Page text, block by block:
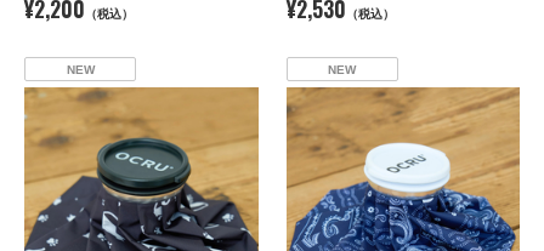
¥2,200 （税込） ¥2,530 （税込）
NEW NEW